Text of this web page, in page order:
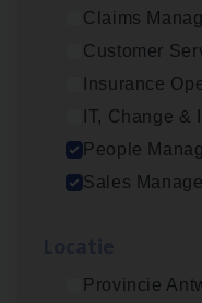
Claims
Customer
Insurance
IT, Change &
People
Sales
Provincie
Antwerpen
Busi­ness